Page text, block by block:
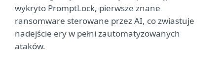
wykryto PromptLock, pierwsze znane
ransomware sterowane przez AI, co zwiastuje
nadejście ery w pełni zautomatyzowanych
ataków.